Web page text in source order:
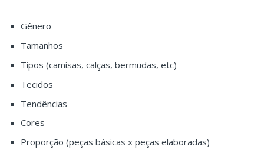
Gênero
Tamanhos
Tipos (camisas, calças, bermudas, etc)
Tecidos
Tendências
Cores
Proporção (peças básicas x peças elaboradas)